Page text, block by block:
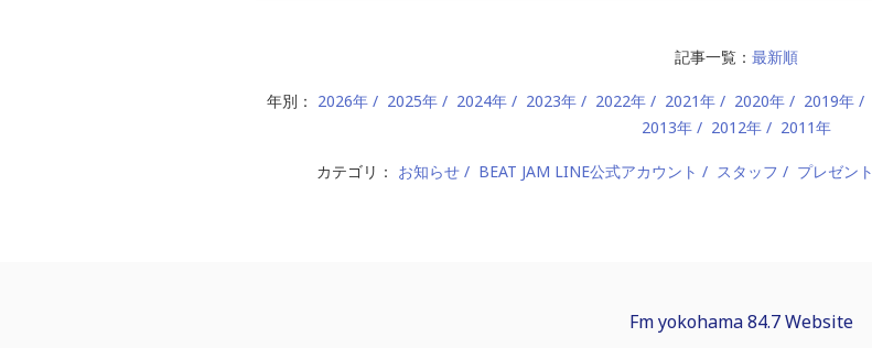
記事一覧： 最新順
年別： 2026年 2025年 2024年 2023年 2022年 2021年 2020年 2019年
2013年
2012年 2011年
カテゴリ： お知らせ BEAT JAM LINE公式アカウント スタッフ プレゼント
Fm yokohama 84.7 Website